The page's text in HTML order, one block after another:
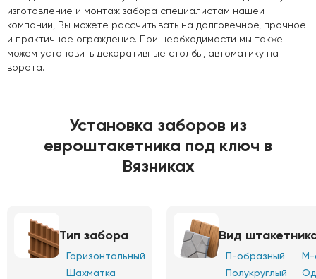
изготовление и монтаж забора специалистам нашей
компании, Вы можете рассчитывать на долговечное, прочное
и практичное ограждение. При необходимости мы также
можем установить декоративные столбы, автоматику на
ворота.
Установка заборов из
евроштакетника под ключ в
Вязниках
Тип забора
Горизонтальный
Шахматка
Вид
П-образный
М-
Полукруглый